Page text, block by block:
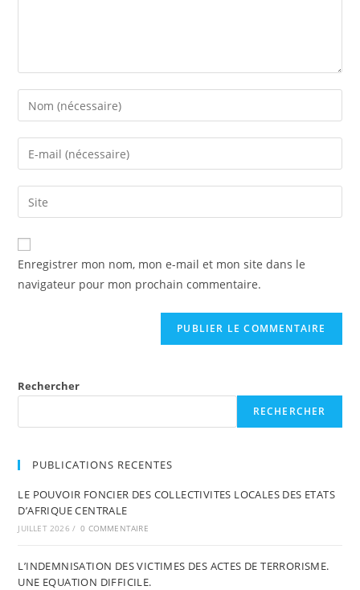
Enregistrer mon nom, mon e-mail et mon site dans le
navigateur pour mon prochain commentaire.
Rechercher
RECHERCHER
PUBLICATIONS RECENTES
LE POUVOIR FONCIER DES COLLECTIVITES LOCALES DES ETATS
D’AFRIQUE CENTRALE
JUILLET 2026 / 0 COMMENTAIRE
L’INDEMNISATION DES VICTIMES DES ACTES DE TERRORISME.
UNE EQUATION DIFFICILE.